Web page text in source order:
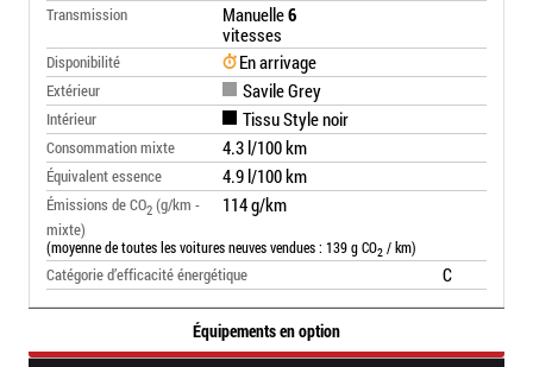
Équipements en option
Transmission Manuelle6
vitesses
Disponibilité En arrivage
Extérieur Savile Grey
Intérieur Tissu Style noir
Consommation mixte 4.3 l/100 km
Équivalent essence 4.9 l/100 km
Émissions de CO2 (g/km -
mixte)
114 g/km
(moyenne de toutes les voitures neuves vendues : 139 g CO2 / km)
Catégorie d’efficacité énergétique C